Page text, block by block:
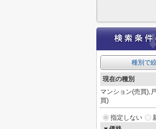
種別で
現在の種別
マンション(売買),
買)
指定しない